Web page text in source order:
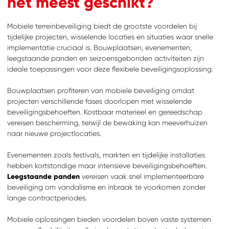
Mobiele terreinbeveiliging biedt de grootste voordelen bij
tijdelijke projecten, wisselende locaties en situaties waar snelle
implementatie cruciaal is. Bouwplaatsen, evenementen,
leegstaande panden en seizoensgebonden activiteiten zijn
ideale toepassingen voor deze flexibele beveiligingsoplossing.
Bouwplaatsen profiteren van mobiele beveiliging omdat
projecten verschillende fases doorlopen met wisselende
beveiligingsbehoeften. Kostbaar materieel en gereedschap
vereisen bescherming, terwijl de bewaking kan meeverhuizen
naar nieuwe projectlocaties.
Evenementen zoals festivals, markten en tijdelijke installaties
hebben kortstondige maar intensieve beveiligingsbehoeften.
Leegstaande panden vereisen vaak snel implementeerbare
beveiliging om vandalisme en inbraak te voorkomen zonder
lange contractperiodes.
Mobiele oplossingen bieden voordelen boven vaste systemen